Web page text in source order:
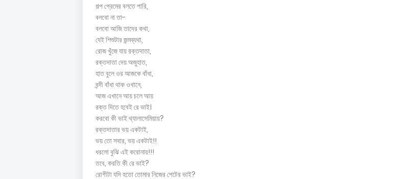
গল্প প্রেমের বলতে পারি,
বলবো না তা-
বলবো আজি তাদের কথা,
যেই শিশুটার জন্মব্যথা,
রোজ খুঁজে যায় রক্তদাতা,
রক্তদাতা দেয় অজুহাত,
হাত বুলে ওর আজকে বাঁধা,
বন্দী বাঁধা থাক ওখানে,
আজ এখানে আয় চলে আয়
রক্ত দিতে হবেই রে ভাই।
করবো কী ভাই থ্যালাসেমিয়ায়?
রক্তদাতার ভয় একটাই,
ভয় তো সবার, ভয় একটাই!!
ধরলো বুঝি এই করোনায়!!!
তবে, করতি কী রে ভাই?
রোগীটা যদি হতো তোমার নিজের পেটের ভাই?